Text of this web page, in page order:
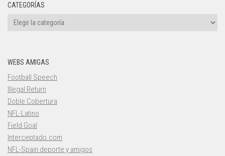
CATEGORÍAS
Categorías
WEBS AMIGAS
Football Speech
Illegal Return
Doble Cobertura
NFL-Latino
Field Goal
Interceptado.com
NFL-Spain deporte y amigos